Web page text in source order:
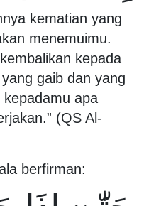
kematian yang
menemuimu.
kepada
gaib dan yang
apa
(QS Al-
berfirman: